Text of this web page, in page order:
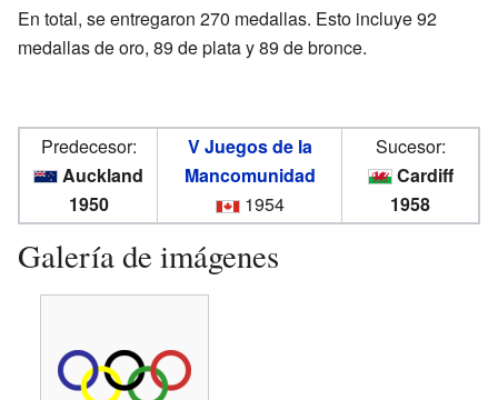
En total, se entregaron 270 medallas. Esto incluye 92
medallas de oro, 89 de plata y 89 de bronce.
Predecesor:
Auckland
1950
V Juegos de la
Mancomunidad
1954
Sucesor:
Cardiff
1958
Galería de imágenes